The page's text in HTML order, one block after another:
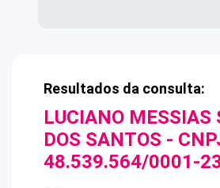
Resultados da consulta:
LUCIANO MESSIAS
DOS SANTOS -
48.539.564/0001-